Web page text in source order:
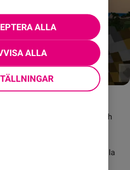
låter dig utforska, skapa och
Spelet erbjuder både ett
vad du vill utan några
där du måste samla
monster.
ALLA
ALLA